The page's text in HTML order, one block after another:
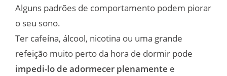
Alguns padrões de comportamento podem piorar
o seu sono.
Ter cafeína, álcool, nicotina ou uma grande
refeição muito perto da hora de dormir pode
impedi-lo de adormecer plenamente e